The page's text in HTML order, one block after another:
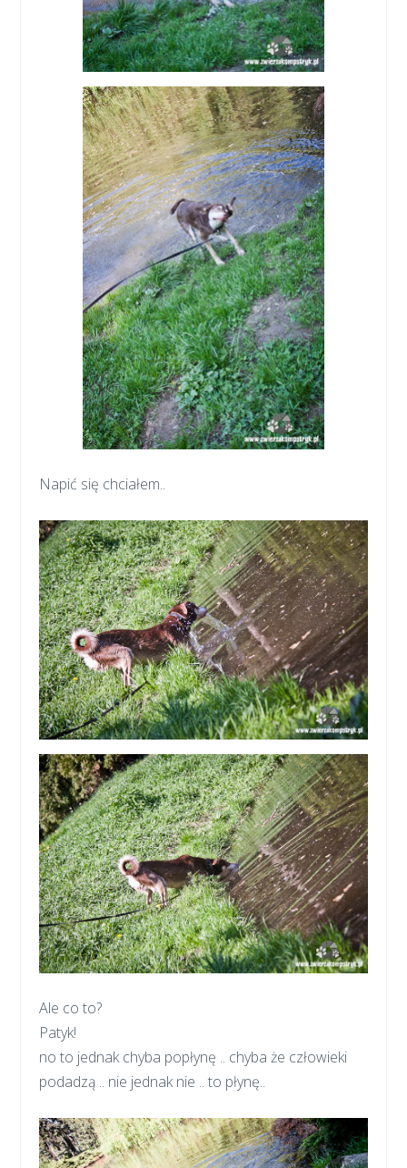
Napić się chciałem..
Ale co to?
Patyk!
no to jednak chyba popłynę .. chyba że człowieki
podadzą .. nie jednak nie .. to płynę..